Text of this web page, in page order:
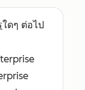
ใดๆ ต่อไป